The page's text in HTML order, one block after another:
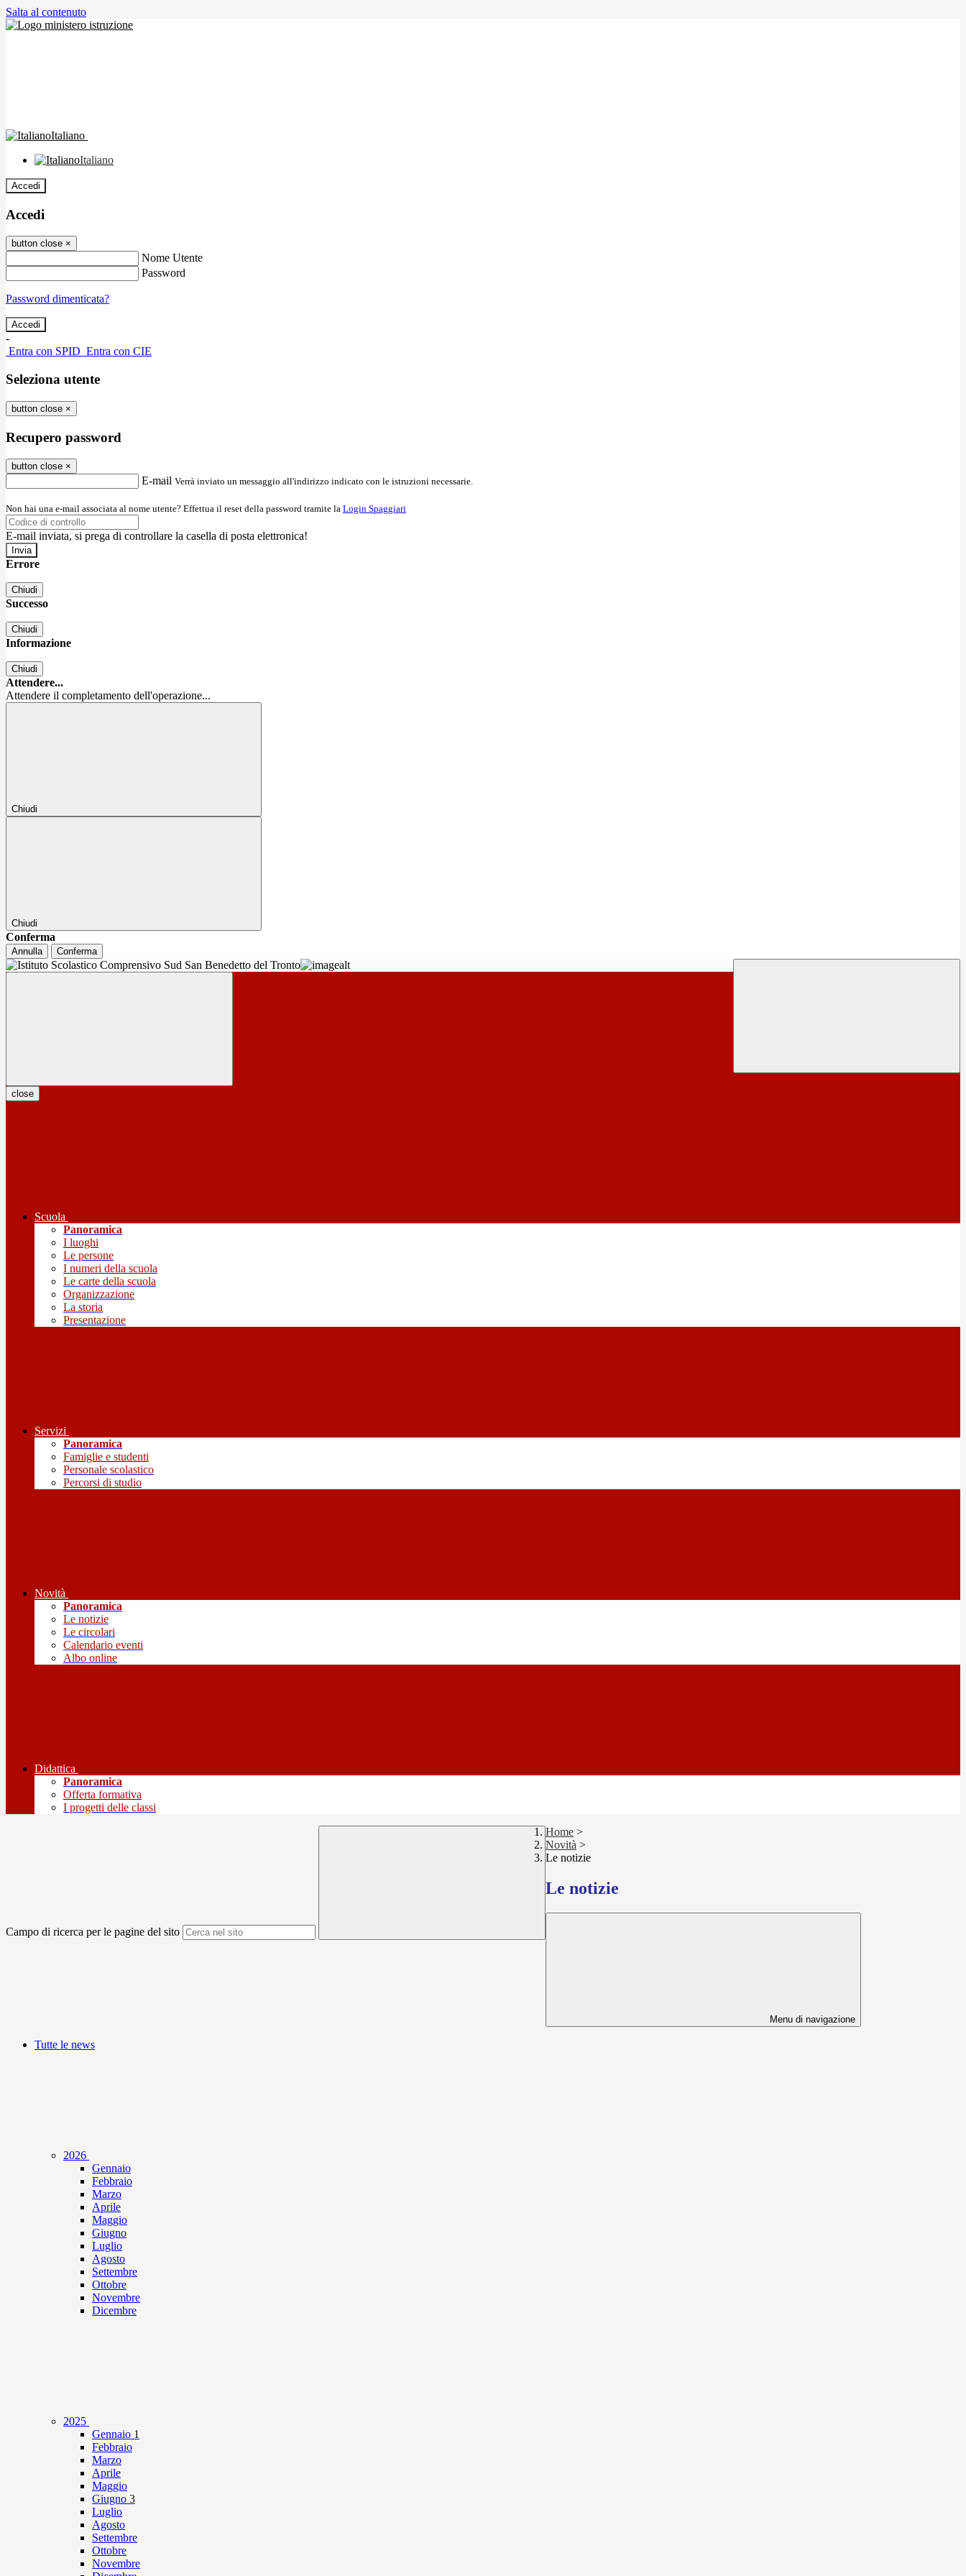
Salta al contenuto
Italiano
Italiano
Accedi
Accedi
button close ×
Nome Utente
Password
Password dimenticata?
-
Entra con SPID Entra con CIE
Seleziona utente
button close ×
Recupero password
button close ×
E-mail Verrà inviato un messaggio all'indirizzo indicato con le istruzioni necessarie.
Non hai una e-mail associata al nome utente? Effettua il reset della password tramite la Login Spaggiari
E-mail inviata, si prega di controllare la casella di posta elettronica!
Errore
Chiudi
Successo
Chiudi
Informazione
Chiudi
Attendere...
Attendere il completamento dell'operazione...
Chiudi
Chiudi
Conferma
Annulla Conferma
close
Scuola
Panoramica
I luoghi
Le persone
I numeri della scuola
Le carte della scuola
Organizzazione
La storia
Presentazione
Servizi
Panoramica
Famiglie e studenti
Personale scolastico
Percorsi di studio
Novità
Panoramica
Le notizie
Le circolari
Calendario eventi
Albo online
Didattica
Panoramica
Offerta formativa
I progetti delle classi
Campo di ricerca per le pagine del sito
Home >
Novità >
Le notizie
Le notizie
Menu di navigazione
Tutte le news
2026
Gennaio
Febbraio
Marzo
Aprile
Maggio
Giugno
Luglio
Agosto
Settembre
Ottobre
Novembre
Dicembre
2025
Gennaio 1
Febbraio
Marzo
Aprile
Maggio
Giugno 3
Luglio
Agosto
Settembre
Ottobre
Novembre